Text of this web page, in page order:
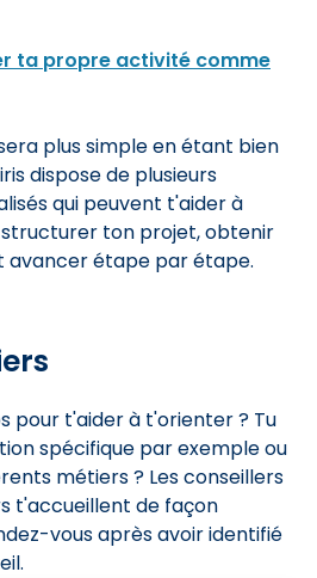
ta propre activité comme
plus simple en étant bien
dispose de plusieurs
qui peuvent t'aider à
ton projet, obtenir
étape par étape.
pour t'aider à t'orienter ? Tu
spécifique par exemple ou
métiers ? Les conseillers
t'accueillent de façon
vous après avoir identifié